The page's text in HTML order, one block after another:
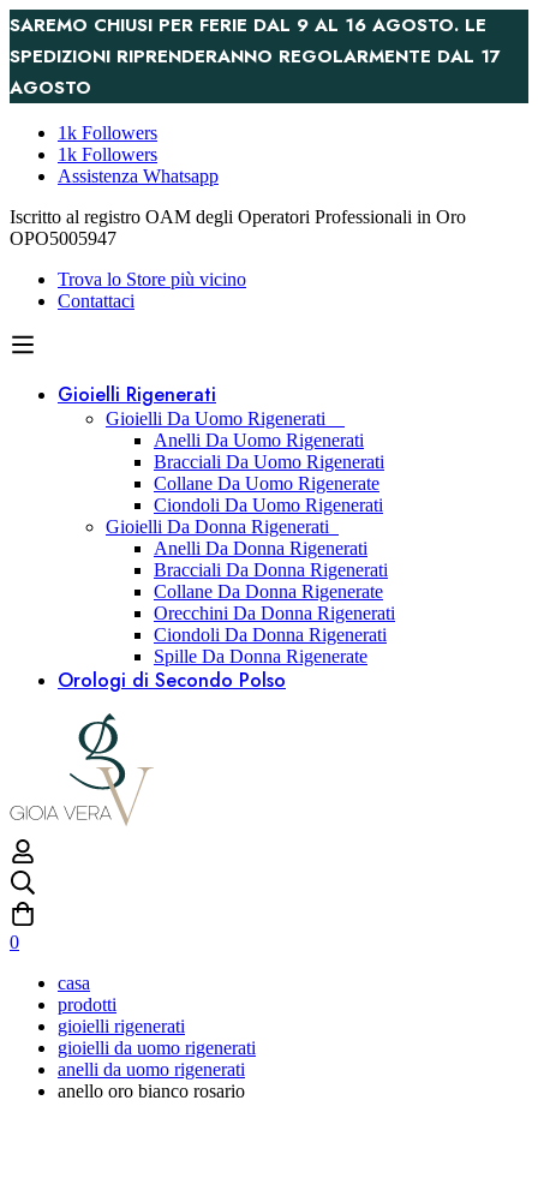
SAREMO CHIUSI PER FERIE DAL 9 AL 16 AGOSTO. LE
SPEDIZIONI RIPRENDERANNO REGOLARMENTE DAL 17
AGOSTO
1k Followers
1k Followers
Assistenza Whatsapp
Iscritto al registro OAM degli Operatori Professionali in Oro
OPO5005947
Trova lo Store più vicino
Contattaci
Gioielli Rigenerati
Gioielli Da Uomo Rigenerati
Anelli Da Uomo Rigenerati
Bracciali Da Uomo Rigenerati
Collane Da Uomo Rigenerate
Ciondoli Da Uomo Rigenerati
Gioielli Da Donna Rigenerati
Anelli Da Donna Rigenerati
Bracciali Da Donna Rigenerati
Collane Da Donna Rigenerate
Orecchini Da Donna Rigenerati
Ciondoli Da Donna Rigenerati
Spille Da Donna Rigenerate
Orologi di Secondo Polso
0
casa
prodotti
gioielli rigenerati
gioielli da uomo rigenerati
anelli da uomo rigenerati
anello oro bianco rosario